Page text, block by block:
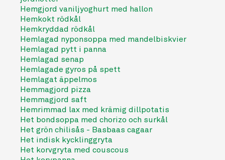
Hemgjord vaniljyoghurt med hallon
Hemkokt rödkål
Hemkryddad rödkål
Hemlagad nyponsoppa med mandelbiskvier
Hemlagad pytt i panna
Hemlagad senap
Hemlagade gyros på spett
Hemlagat äppelmos
Hemmagjord pizza
Hemmagjord saft
Hemrimmad lax med krämig dillpotatis
Het bondsoppa med chorizo och surkål
Het grön chilisås - Basbaas cagaar
Het indisk kycklinggryta
Het korvgryta med couscous